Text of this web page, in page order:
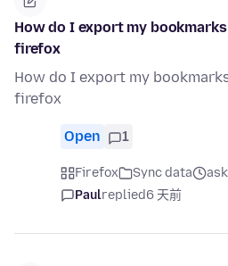
How do I export my
firefox
How do I export my
firefox
Open 1
Firefox Sync data
Paulreplied6 天前